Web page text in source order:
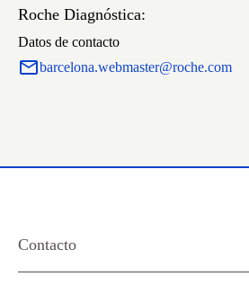
Roche Diagnóstica:
Datos de contacto
barcelona.webmaster@roche.com
Contacto